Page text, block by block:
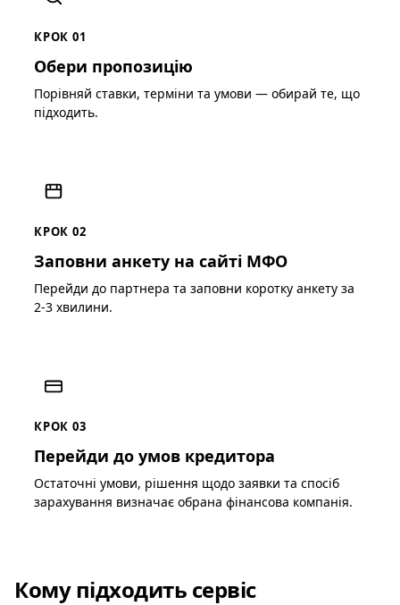
КРОК 01
Обери пропозицію
Порівняй ставки, терміни та умови — обирай те, що
підходить.
КРОК 02
Заповни анкету на сайті МФО
Перейди до партнера та заповни коротку анкету за
2-3 хвилини.
КРОК 03
Перейди до умов кредитора
Остаточні умови, рішення щодо заявки та спосіб
зарахування визначає обрана фінансова компанія.
Кому підходить сервіс